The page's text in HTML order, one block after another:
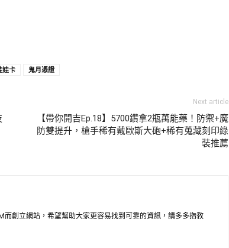
娃卡 鬼月憑證
Next article
【帶你開吉Ep.18】5700鑽拿2瓶萬能藥！防禦+魔
防雙提升，槍手稀有戴歐斯大砲+稀有蒐藏刻印綠
裝推薦
而創立網站，希望幫助大家更容易找到可靠的資訊，請多多指教